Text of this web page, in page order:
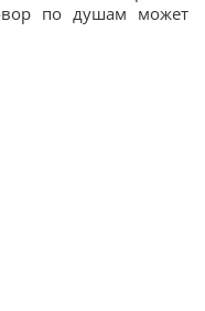
по душам может